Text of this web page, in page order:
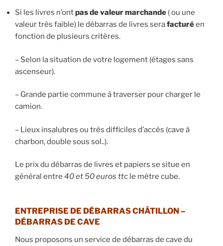
Si les livres n’ontpas de valeur marchande ( ou une
valeur très faible) le débarras de livres serafacturéen
fonction de plusieurs critères.
– Selon la situation de votre logement (étages sans
ascenseur).
– Grande partie commune à traverser pour charger le
camion.
– Lieux insalubres ou très difficiles d’accès (cave à
charbon, double sous sol..).
Le prix du débarras de livres et papiers se situe en
général entre 40 et 50 euros ttc le mètre cube.
ENTREPRISE DE DÉBARRAS CHÂTILLON –
DÉBARRAS DE CAVE
Nous proposons un service de débarras de cave du